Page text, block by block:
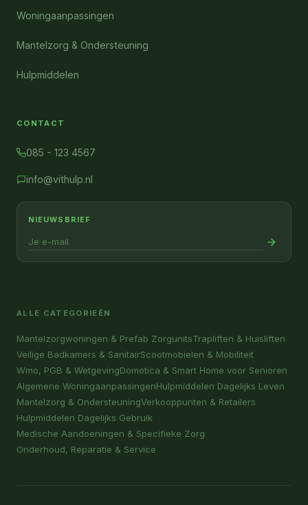
Woningaanpassingen
Mantelzorg & Ondersteuning
Hulpmiddelen
CONTACT
085 - 123 4567
info@vithulp.nl
NIEUWSBRIEF
ALLE CATEGORIEËN
Mantelzorgwoningen & Prefab ZorgunitsTrapliften & Huisliften
Veilige Badkamers & SanitairScootmobielen & Mobiliteit
Wmo, PGB & WetgevingDomotica & Smart Home voor Senioren
Algemene WoningaanpassingenHulpmiddelen Dagelijks Leven
Mantelzorg & OndersteuningVerkooppunten & Retailers
Hulpmiddelen Dagelijks Gebruik
Medische Aandoeningen & Specifieke Zorg
Onderhoud, Reparatie & Service